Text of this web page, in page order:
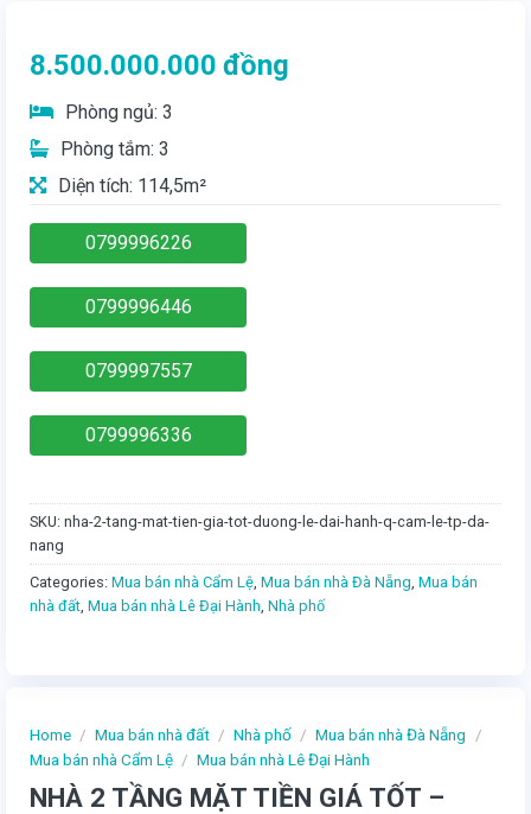
Home / Mua bán nhà đất / Nhà phố / Mua bán nhà Đà Nẵng
/
Mua bán nhà Cẩm Lệ / Mua bán nhà Lê Đại Hành
NHÀ 2 TẦNG MẶT TIỀN GIÁ TỐT –
8.500.000.000 đồng
Phòng ngủ: 3
Phòng tắm: 3
Diện tích: 114,5m²
0799996226
0799996446
0799997557
0799996336
SKU: nha-2-tang-mat-tien-gia-tot-duong-le-dai-hanh-q-cam-le-tp-da-
nang
Categories: Mua bán nhà Cẩm Lệ, Mua bán nhà Đà Nẵng, Mua bán
nhà đất, Mua bán nhà Lê Đại Hành, Nhà phố